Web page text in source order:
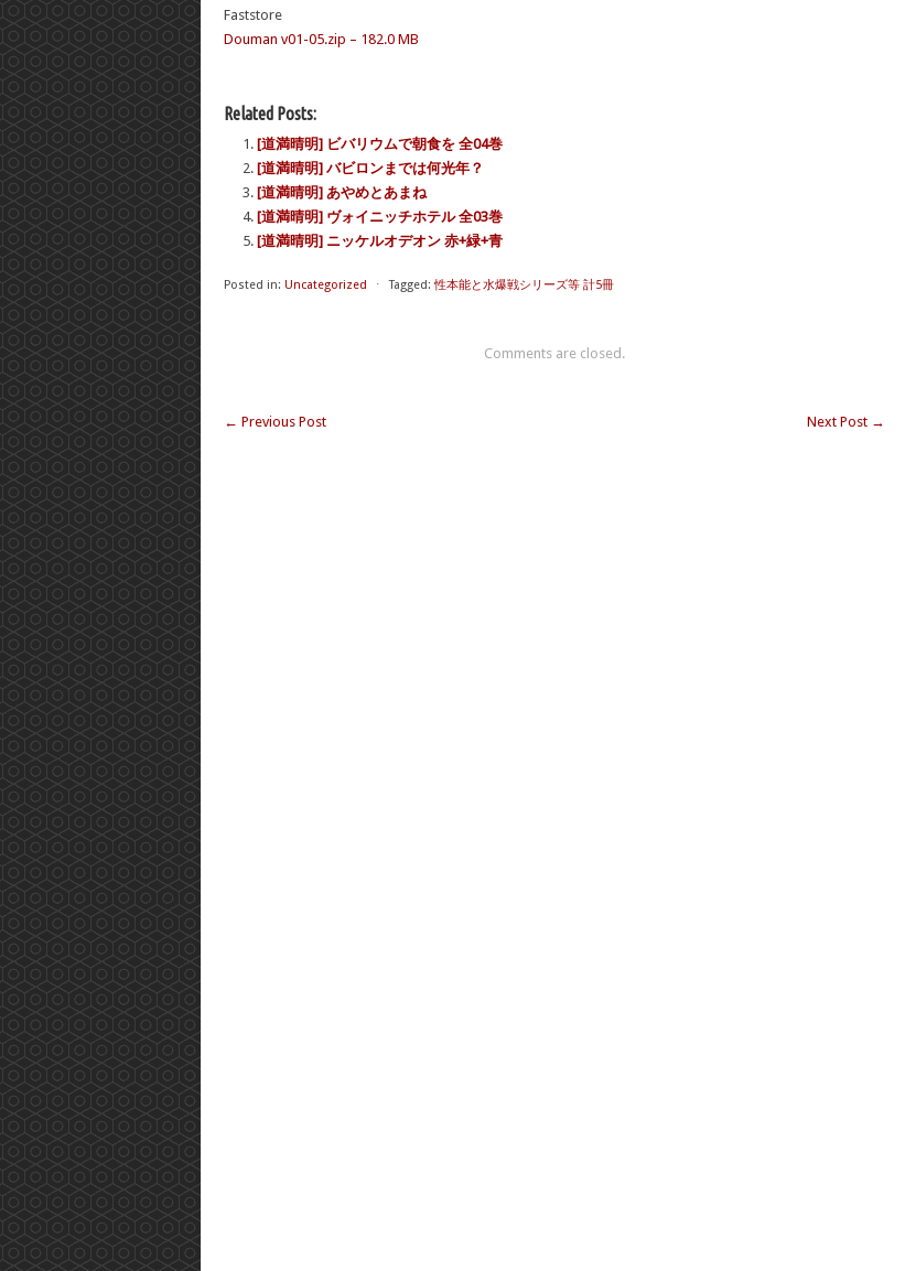
Faststore
Douman v01-05.zip – 182.0 MB
Related Posts:
[道満晴明] ビバリウムで朝食を 全04巻
[道満晴明] バビロンまでは何光年？
[道満晴明] あやめとあまね
[道満晴明] ヴォイニッチホテル 全03巻
[道満晴明] ニッケルオデオン 赤+緑+青
Posted in: Uncategorized ⋅ Tagged: 性本能と水爆戦シリーズ等 計5冊
Comments are closed.
← Previous Post Next Post →